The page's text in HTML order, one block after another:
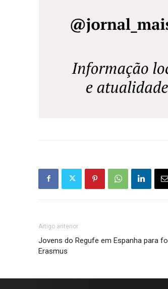
Artigo anterior
Jovens do Regufe em Espanha para
Erasmus